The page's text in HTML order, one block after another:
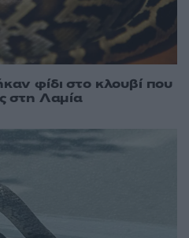
φίδι στο κλουβί που
στη Λαμία